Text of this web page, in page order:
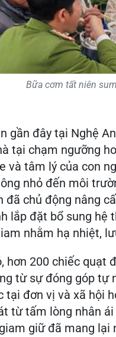
Bữa cơm tất niên
gần đây tại Nghệ
tại chạm ngưỡng
và tâm lý của con
nhỏ đến môi
đã chủ động nâng
lắp đặt bổ sung hệ
nhằm hạ nhiệt,
hơn 200 chiếc quạt
từ sự đóng góp tự
tại đơn vị và xã hội
từ tấm lòng nhân
giữ đã mang